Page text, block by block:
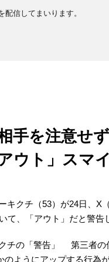
信してまいります。
手を注意せ
ウト」スマ
キクチ（53）が24日、X
て、「アウト」だと警告
クチの「警告」 第三者
ようにアップする行為